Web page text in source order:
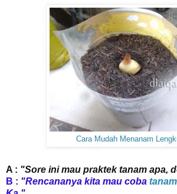
Cara Mudah Menanam
A : "Sore ini mau praktek tanam apa,
B : "Rencananya kita mau coba